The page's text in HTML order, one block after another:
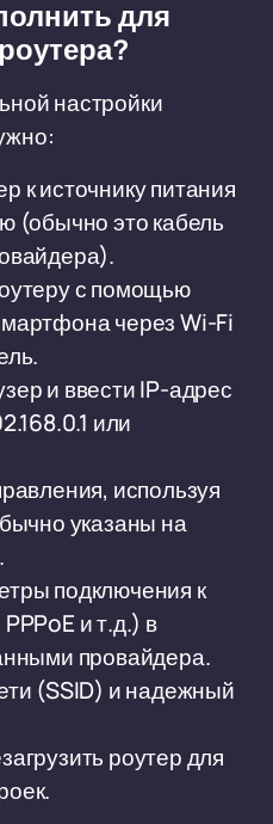
для
настройки
к источнику питания
(обычно это кабель
с помощью
через Wi-Fi
и ввести IP-адрес
или
используя
указаны на
подключения к
и т.д.) в
провайдера.
(SSID) и надежный
роутер для